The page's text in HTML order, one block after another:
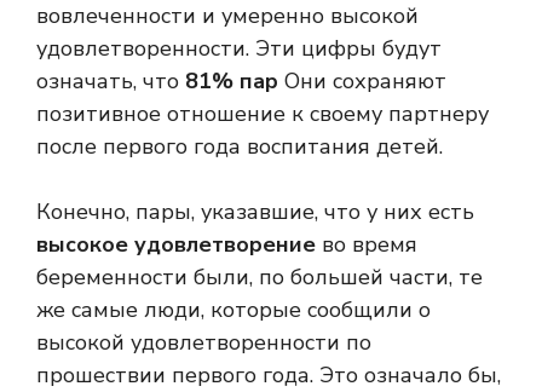
вовлеченности и умеренно высокой
удовлетворенности. Эти цифры будут
означать, что 81% пар Они сохраняют
позитивное отношение к своему партнеру
после первого года воспитания детей.
Конечно, пары, указавшие, что у них есть
высокое удовлетворение во время
беременности были, по большей части, те
же самые люди, которые сообщили о
высокой удовлетворенности по
прошествии первого года. Это означало бы,